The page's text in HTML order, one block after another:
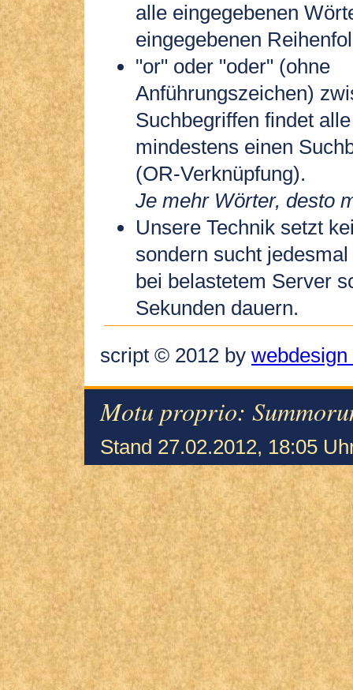
alle eingegebenen
eingegebenen
"or" oder "oder" (ohne
Anführungszeichen)
Suchbegriffen findet
mindestens einen
(OR-Verknüpfung).
Je mehr Wörter, desto
Unsere Technik setzt
sondern sucht
bei belastetem Server
Sekunden dauern.
script © 2012 by
Motu proprio:
Stand 27.02.2012, 18:05